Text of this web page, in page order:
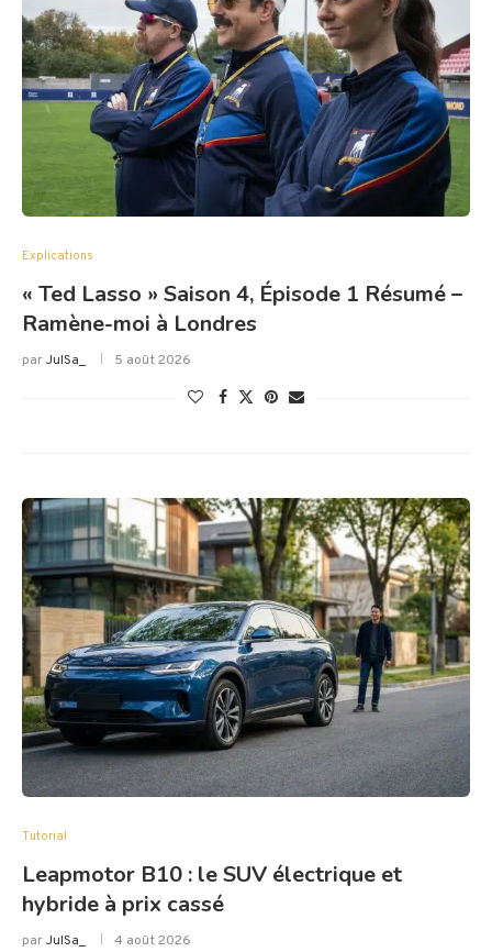
Explications
« Ted Lasso » Saison 4, Épisode 1 Résumé –
Ramène-moi à Londres
parJulSa_ 5 août 2026
Tutorial
Leapmotor B10 : le SUV électrique et
hybride à prix cassé
parJulSa_ 4 août 2026